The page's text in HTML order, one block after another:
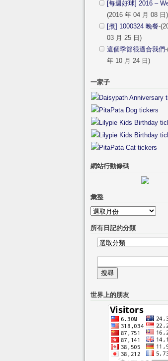
[每週好球] 2016 –
(2016 年 04 月 08 日)
[煮] 1000324 晚餐-
03 月 25 日)
這個季節很適合我們
年 10 月 24 日)
一家子
網站行動條碼
彙整
彙
整
所有日記的分類
所
日
記
分
尋
鍵
世界上的朋友